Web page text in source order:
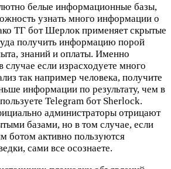
белые информационные базы,
узнать много информации о
ТГ бот Шерлок применяет скрытые
получить информацию порой
знаний и оплаты. Именно
случае если израсходуете много
так например человека, получите
информации по результату, чем в
Telegram бот Sherlock.
администраторы отрицают
базами, но в том случае, если
ботом активно пользуются
сами все осознаете.